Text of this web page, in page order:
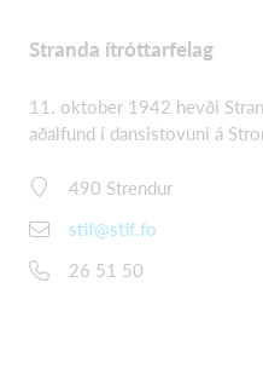
Stranda ítróttarfelag
11. oktober 1942 hevði
aðalfund í dansistovuni á
490 Strendur
stif@stif.fo
26 51 50